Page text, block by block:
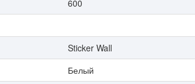
600
Sticker Wall
Белый